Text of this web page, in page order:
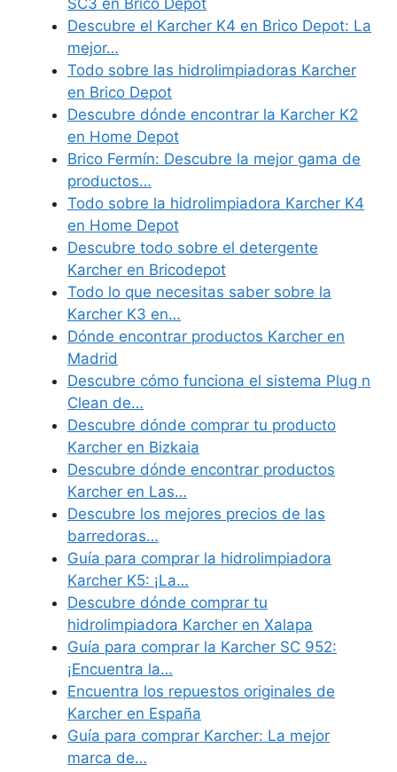
SC3 en Brico Depot
Descubre el Karcher K4 en Brico Depot: La
mejor…
Todo sobre las hidrolimpiadoras Karcher
en Brico Depot
Descubre dónde encontrar la Karcher K2
en Home Depot
Brico Fermín: Descubre la mejor gama de
productos…
Todo sobre la hidrolimpiadora Karcher K4
en Home Depot
Descubre todo sobre el detergente
Karcher en Bricodepot
Todo lo que necesitas saber sobre la
Karcher K3 en…
Dónde encontrar productos Karcher en
Madrid
Descubre cómo funciona el sistema Plug n
Clean de…
Descubre dónde comprar tu producto
Karcher en Bizkaia
Descubre dónde encontrar productos
Karcher en Las…
Descubre los mejores precios de las
barredoras…
Guía para comprar la hidrolimpiadora
Karcher K5: ¡La…
Descubre dónde comprar tu
hidrolimpiadora Karcher en Xalapa
Guía para comprar la Karcher SC 952:
¡Encuentra la…
Encuentra los repuestos originales de
Karcher en España
Guía para comprar Karcher: La mejor
marca de…